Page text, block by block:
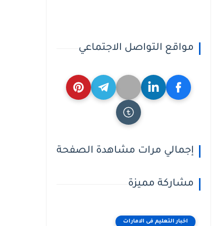
مواقع التواصل الاجتماعي
إجمالي مرات مشاهدة الصفحة
مشاركة مميزة
اخبار التعليم فى الامارات